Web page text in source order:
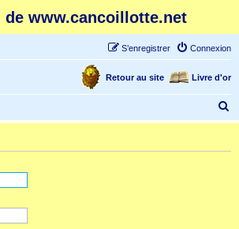
de www.cancoillotte.net
Connexion
S’enregistrer
Livre d'or
Retour au site
e